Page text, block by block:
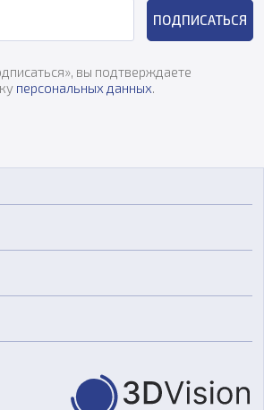
ПОДПИСАТЬСЯ
вы подтверждаете
персональных данных.
для вакуумного литья